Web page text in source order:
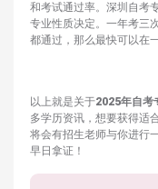
和考试通过率。深圳自考
专业性质决定。一年考三
都通过，那么最快可以在
以上就是关于2025年自考
多学历资讯，想要获得适
将会有招生老师与你进行
早日拿证！